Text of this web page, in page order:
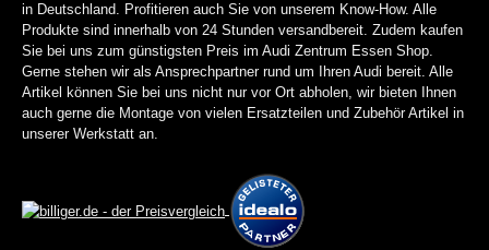
in Deutschland. Profitieren auch Sie von unserem Know-How. Alle
Produkte sind innerhalb von 24 Stunden versandbereit. Zudem kaufen
Sie bei uns zum günstigsten Preis im Audi Zentrum Essen Shop.
Gerne stehen wir als Ansprechpartner rund um Ihren Audi bereit. Alle
Artikel können Sie bei uns nicht nur vor Ort abholen, wir bieten Ihnen
auch gerne die Montage von vielen Ersatzteilen und Zubehör Artikel in
unserer Werkstatt an.